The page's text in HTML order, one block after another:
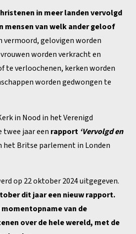
in meer landen vervolgd
mensen van welk ander geloof
vermoord, gelovigen worden
worden verkracht en
te verloochenen, kerken worden
worden gedwongen te
in Nood in het Verenigd
jaar een rapport ‘Vervolgd en
het Britse parlement in Londen
op 22 oktober 2024 uitgegeven.
dit jaar een nieuw rapport.
momentopname van de
over de hele wereld, met de